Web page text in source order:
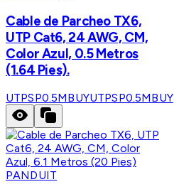
Cable de Parcheo TX6,
UTP Cat6, 24 AWG, CM,
Color Azul, 0.5 Metros
(1.64 Pies).
UTPSP0.5MBUYUTPSP0.5MBUY
PANDUIT